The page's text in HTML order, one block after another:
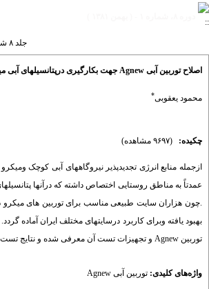
جلد ۸ شماره ۱ صفحات ۴۳-۳۸
اصلاح توربین آبی Agnew جهت بکارگیری درپتانسیلهای آبی میکرو درایران
محمود یعقوبی*
چکیده: (۹۶۹۷ مشاهده)
ازجمله منابع انرژی تجدیدپذیر نیروگاههای آبی کوچک
توربین Agnew و تجهیزات تست آن معرفی شده و نتایج تست ارائه گردیده است .
واژه‌های کلیدی: توربین آبی Agnew